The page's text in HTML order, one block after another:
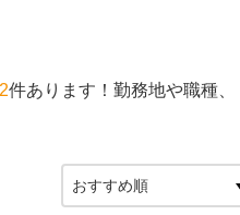
2件あります！勤務地や職種、